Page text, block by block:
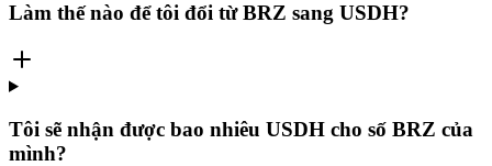
Làm thế nào để tôi đổi từ BRZ sang USDH?
Tôi sẽ nhận được bao nhiêu USDH cho số BRZ của
mình?